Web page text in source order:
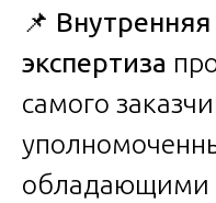
📌 Внутренняя
экспертиза
самого
обладающими